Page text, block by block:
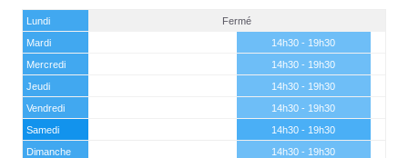
Lundi
Fermé
Mardi
14h30 - 19h30
Mercredi
14h30 - 19h30
Jeudi
14h30 - 19h30
Vendredi
14h30 - 19h30
Samedi
14h30 - 19h30
Dimanche
14h30 - 19h30